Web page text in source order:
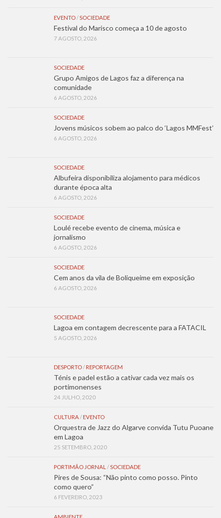
EVENTO / SOCIEDADE
Festival do Marisco começa a 10 de agosto
7 AGOSTO, 2026
SOCIEDADE
Grupo Amigos de Lagos faz a diferença na
comunidade
6 AGOSTO, 2026
SOCIEDADE
Jovens músicos sobem ao palco do ‘Lagos MMFest’
6 AGOSTO, 2026
SOCIEDADE
Albufeira disponibiliza alojamento para médicos
durante época alta
6 AGOSTO, 2026
SOCIEDADE
Loulé recebe evento de cinema, música e
jornalismo
6 AGOSTO, 2026
SOCIEDADE
Cem anos da vila de Boliqueime em exposição
6 AGOSTO, 2026
SOCIEDADE
Lagoa em contagem decrescente para a FATACIL
5 AGOSTO, 2026
DESPORTO / REPORTAGEM
Ténis e padel estão a cativar cada vez mais os
portimonenses
24 JULHO, 2020
CULTURA / EVENTO
Orquestra de Jazz do Algarve convida Tutu Puoane
em Lagoa
25 SETEMBRO, 2020
PORTIMÃO JORNAL / SOCIEDADE
Pires de Sousa: “Não pinto como posso. Pinto
como quero”
6 FEVEREIRO, 2023
AMBIENTE